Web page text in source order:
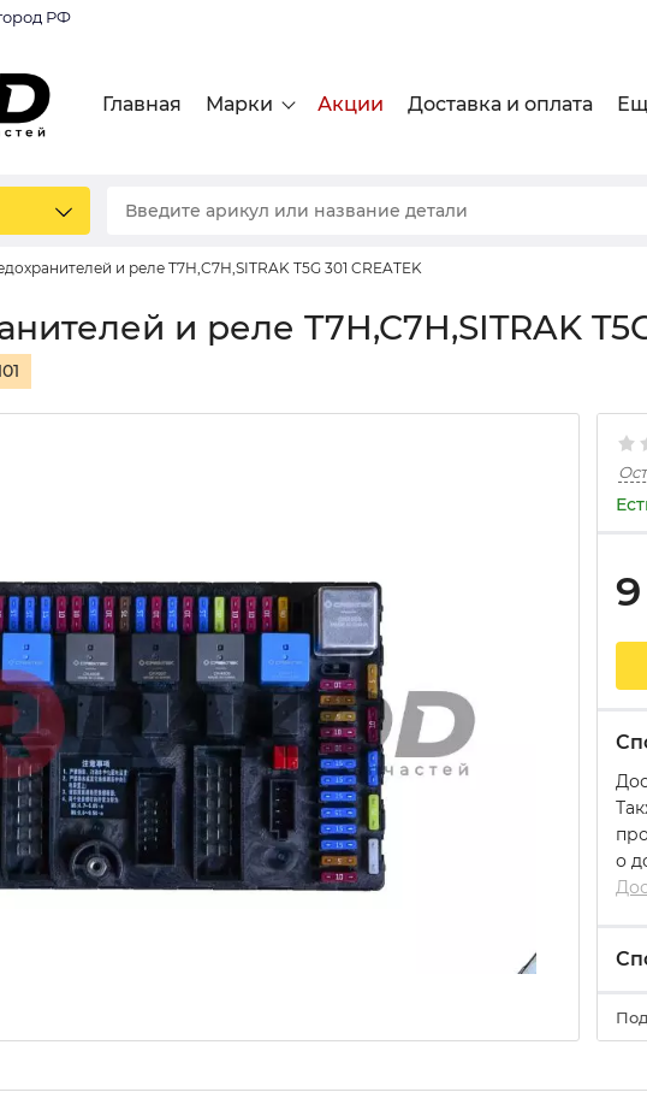
РФ
Главная Марки Акции Доставка и оплата
и реле T7H,C7H,SITRAK T5G 301 CREATEK
и реле T7H,C7H,SITRAK
о